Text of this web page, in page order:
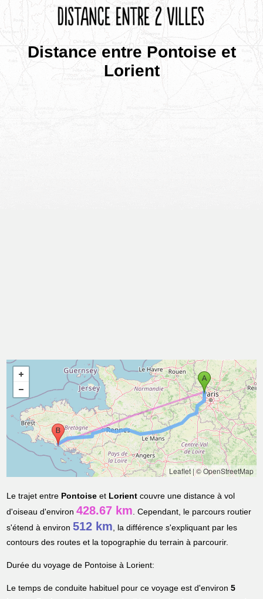
Distance entre Pontoise et
Lorient
Leaflet|© OpenStreetMap
Le trajet entre Pontoise et Lorient couvre une distance à vol
d'oiseau d'environ428.67 km. Cependant, le parcours routier
s'étend à environ512 km, la différence s'expliquant par les
contours des routes et la topographie du terrain à parcourir.
Durée du voyage de Pontoise à Lorient:
Le temps de conduite habituel pour ce voyage est d'environ5